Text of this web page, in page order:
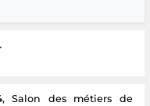
Salon des métiers de